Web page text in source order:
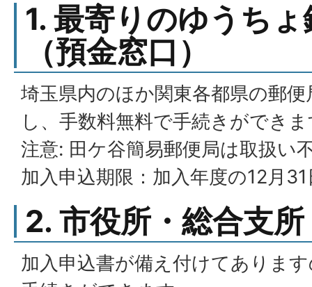
1. 最寄りのゆうち
（預金窓口）
埼玉県内のほか関東各都県の郵
し、手数料無料で手続きができ
注意: 田ケ谷簡易郵便局は取扱い
加入申込期限：加入年度の12月31
2. 市役所・総合支所
加入申込書が備え付けてありま